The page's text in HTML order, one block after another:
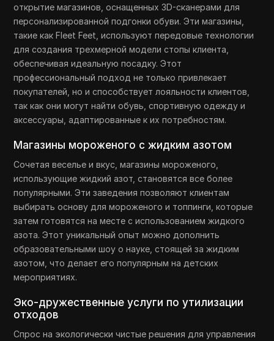
открытие магазинов, оснащенных 3D-сканерами для
персонализированной подгонки обуви. Эти магазины,
такие как Fleet Feet, используют передовые технологии
для создания трехмерной модели стопы клиента,
обеспечивая идеальную посадку. Этот
профессиональный подход не только привлекает
покупателей, но и способствует лояльности клиентов,
так как они могут найти обувь, спортивную одежду и
аксессуары, адаптированные к их потребностям.
Магазины мороженого с жидким азотом
Сочетая веселье и вкус, магазины мороженого,
использующие жидкий азот, становятся все более
популярными. Эти заведения позволяют клиентам
выбирать основу для мороженого и топпинги, которые
затем готовятся на месте с использованием жидкого
азота. Этот уникальный опыт можно дополнить
образовательными шоу о науке, стоящей за жидким
азотом, что делает его популярным на детских
мероприятиях.
Эко-дружественные услуги по утилизации
отходов
Спрос на экологически чистые решения для управления